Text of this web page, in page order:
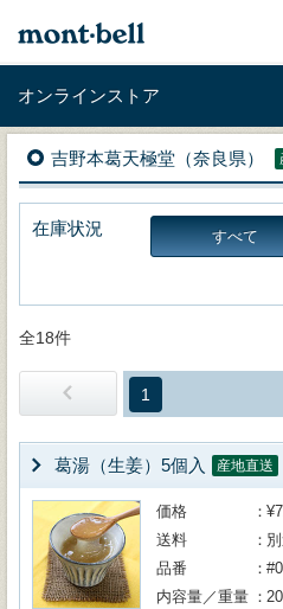
オンラインストア
吉野本葛天極堂（奈良県）
在庫状況 すべて
全18件
1
葛湯（生姜）5個入 産地直送
価格
送料
品番
内容量／重量